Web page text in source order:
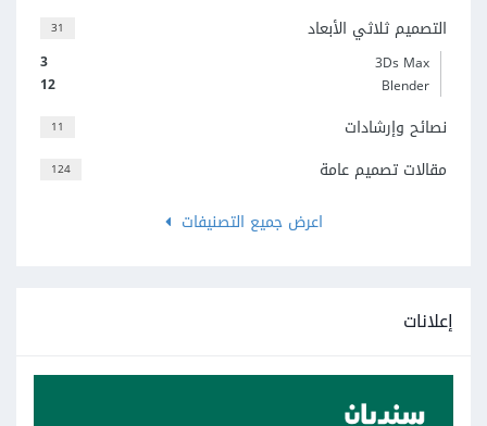
31 التصميم ثلاثي الأبعاد
3
3Ds Max
12
Blender
11 نصائح وإرشادات
124
مقالات تصميم عامة
اعرض جميع التصنيفات
إعلانات